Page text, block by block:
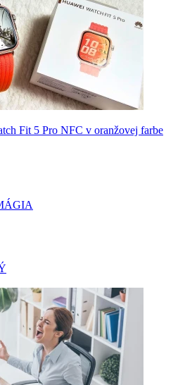
Fit 5 Pro NFC v oranžovej farbe